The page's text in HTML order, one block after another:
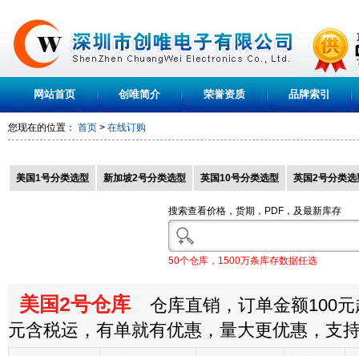
网站首页 创唯简介 荣誉资质 品牌索引
您现在的位置： 首页 > 在线订购
美国1号分类选型 新加坡2号分类选型 英国10号分类选型 英国2号分类选
搜索查看价格，货期，PDF，及最新库存
50个仓库，1500万条库存数据任选
美国2号仓库 仓库直销，订单金额100元
元含税运，有单就有优惠，量大更优惠，支